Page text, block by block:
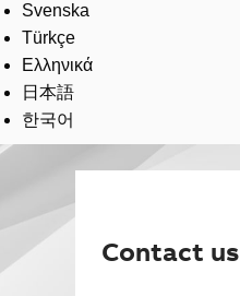
Svenska
Türkçe
Ελληνικά
日本語
한국어
Contact us